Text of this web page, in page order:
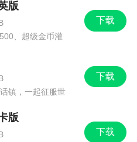
下载
版
、超级金币灌
下载
镇，一起征服世
下载
版